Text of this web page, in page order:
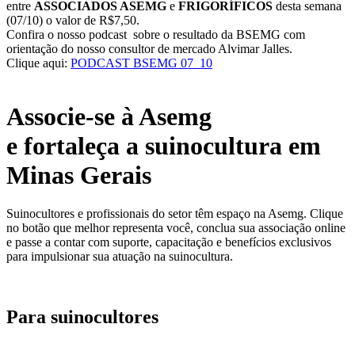
entre ASSOCIADOS ASEMG e FRIGORÍFICOS desta semana
(07/10) o valor de R$7,50.
Confira o nosso podcast sobre o resultado da BSEMG com
orientação do nosso consultor de mercado Alvimar Jalles.
Clique aqui: PODCAST BSEMG 07_10
Associe-se à Asemg
e fortaleça a suinocultura em
Minas Gerais
Suinocultores e profissionais do setor têm espaço na Asemg. Clique
no botão que melhor representa você, conclua sua associação online
e passe a contar com suporte, capacitação e benefícios exclusivos
para impulsionar sua atuação na suinocultura.
Para suinocultores